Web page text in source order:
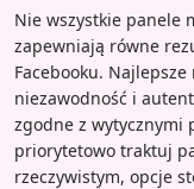
Nie wszystkie panele
zapewniają równe
Facebooku. Najlepsze
niezawodność i
zgodne z wytycznymi
priorytetowo traktuj
rzeczywistym, opcje